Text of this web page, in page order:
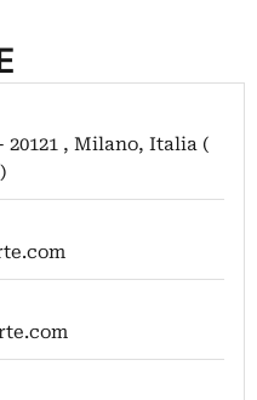
, Milano, Italia (